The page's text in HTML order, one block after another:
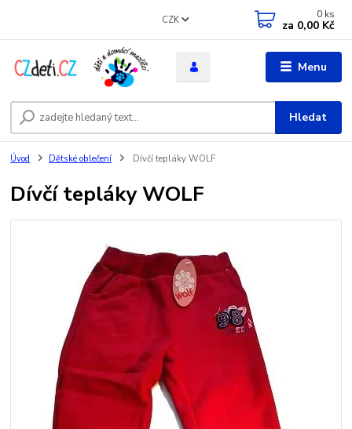
Menu
CZK
Hledat
0 ks
za 0,00 Kč
Úvod Dětské oblečení Dívčí tepláky WOLF
Dívčí tepláky WOLF